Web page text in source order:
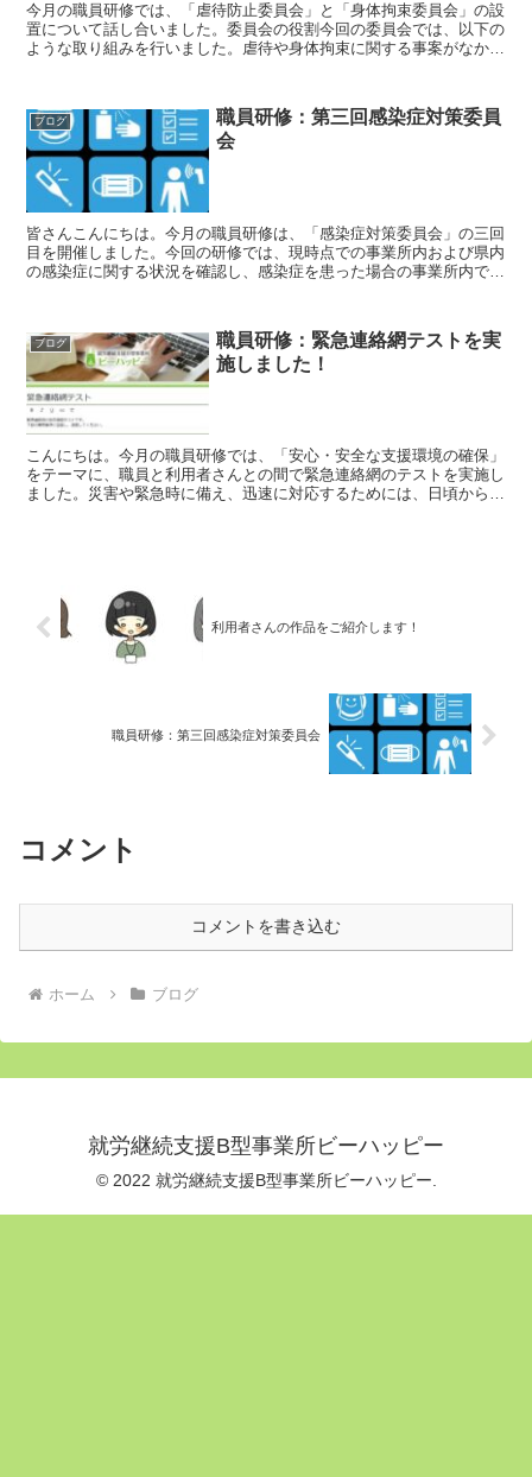
今月の職員研修では、「虐待防止委員会」と「身体拘束委員会」の設
置について話し合いました。委員会の役割今回の委員会では、以下の
ような取り組みを行いました。虐待や身体拘束に関する事案がなかっ
ブログ
職員研修：第三回感染症対策委員
会
皆さんこんにちは。今月の職員研修は、「感染症対策委員会」の三回
目を開催しました。今回の研修では、現時点での事業所内および県内
の感染症に関する状況を確認し、感染症を患った場合の事業所内での
ブログ
職員研修：緊急連絡網テストを実
施しました！
こんにちは。今月の職員研修では、「安心・安全な支援環境の確保」
をテーマに、職員と利用者さんとの間で緊急連絡網のテストを実施し
ました。災害や緊急時に備え、迅速に対応するためには、日頃からの
利用者さんの作品をご紹介します！
職員研修：第三回感染症対策委員会
コメント
コメントを書き込む
ホーム ブログ
就労継続支援B型事業所ビーハッピー
© 2022 就労継続支援B型事業所ビーハッピー.